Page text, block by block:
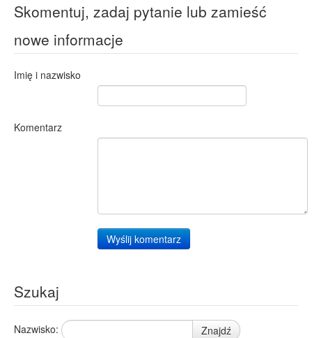
Skomentuj, zadaj pytanie lub zamieść
nowe informacje
Imię i nazwisko
Komentarz
Wyślij komentarz
Szukaj
Nazwisko: Znajdź